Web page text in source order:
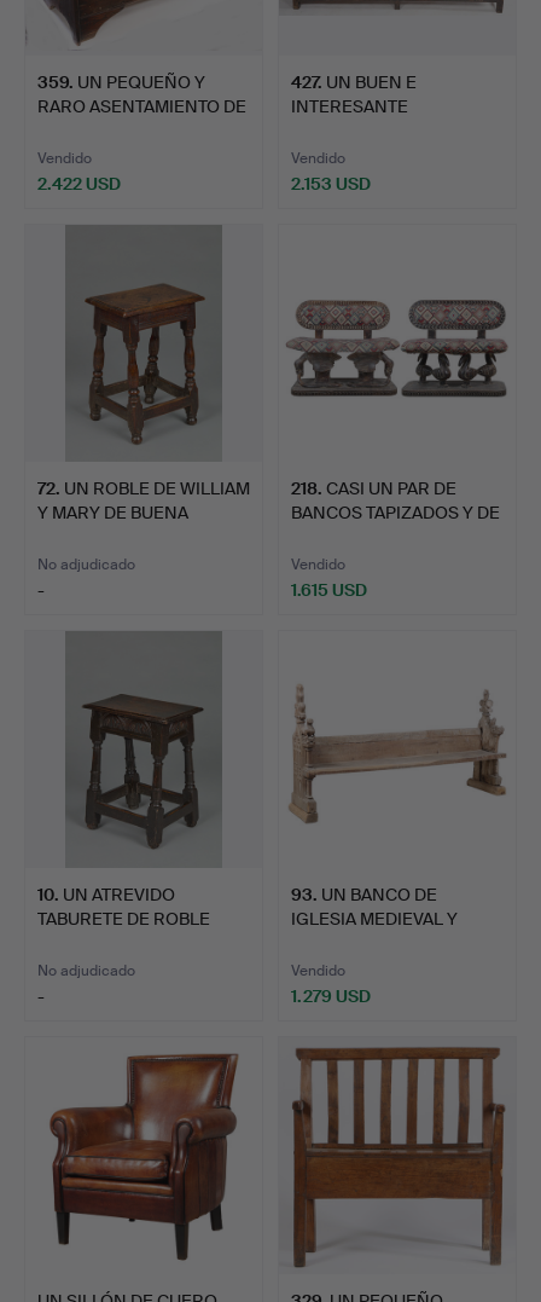
359. UN PEQUEÑO Y
RARO ASENTAMIENTO DE
Vendido
2.422 USD
427. UN BUEN E
INTERESANTE
ROBL…
Vendido
2.153 USD
72. UN ROBLE DE WILLIAM
Y MARY DE BUENA
No adjudicado
-
218. CASI UN PAR DE
BANCOS TAPIZADOS Y DE
Vendido
1.615 USD
10. UN ATREVIDO
TABURETE DE ROBLE
No adjudicado
-
93. UN BANCO DE
IGLESIA MEDIEVAL Y
Vendido
1.279 USD